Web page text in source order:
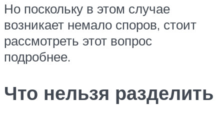
Но поскольку в этом случае
возникает немало споров, стоит
рассмотреть этот вопрос
подробнее.
Что нельзя разделить